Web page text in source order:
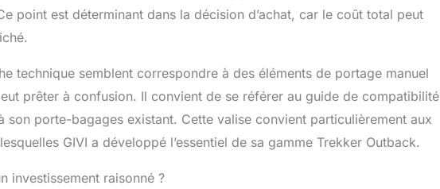
point est déterminant dans la décision d’achat, car le coût total peut
technique semblent correspondre à des éléments de portage manuel
prêter à confusion. Il convient de se référer au guide de compatibilité
son porte-bagages existant. Cette valise convient particulièrement aux
GIVI a développé l’essentiel de sa gamme Trekker Outback.
investissement raisonné ?